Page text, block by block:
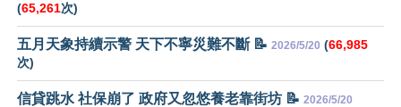
(65,261次)
五月天象持續示警 天下不寧災難不斷 📝 2026/5/20 (66,985
次)
信貸跳水 社保崩了 政府又忽悠養老靠街坊 📝 2026/5/20